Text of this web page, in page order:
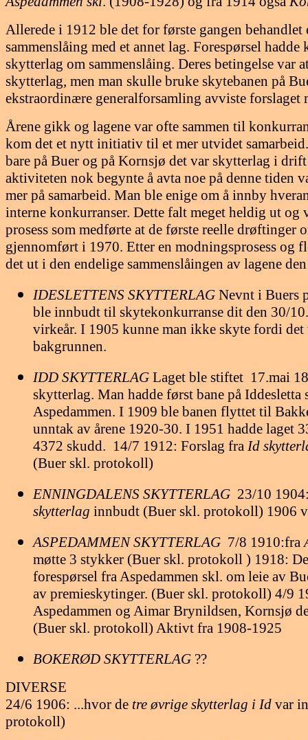
Allerede i 1912 ble det for første gangen behandlet
sammenslåing med et annet lag. Forespørsel
skytterlag om sammenslåing. Deres betingelse var
skytterlag, men man skulle bruke skytebanen på
ekstraordinære generalforsamling avviste forslaget
Årene gikk og lagene var ofte sammen til
kom det et nytt initiativ til et mer utvidet
bare på Buer og på Kornsjø det var skytterlag i
aktiviteten nok begynte å avta noe på denne tiden
mer på samarbeid. Man ble enige om å innby
interne konkurranser. Dette falt meget heldig ut og
prosess som medførte at de første reelle drøftinger
gjennomført i 1970. Etter en modningsprosess og
det ut i den endelige sammenslåingen av lagene
IDESLETTENS SKYTTERLAG Nevnt i Buers
ble innbudt til skytekonkurranse dit den 30/
virkeår. I 1905 kunne man ikke skyte fordi
bakgrunnen.
IDD SKYTTERLAG Laget ble stiftet 17.mai
skytterlag. Man hadde først bane på Iddesletta
Aspedammen. I 1909 ble banen flyttet til
unntak av årene 1920-30. I 1951 hadde laget
4372 skudd. 14/7 1912: Forslag fra Id
(Buer skl. protokoll)
ENNINGDALENS SKYTTERLAG 23/10 1904
skytterlag innbudt (Buer skl. protokoll) 1906
ASPEDAMMENSKYTTERLAG 7/8 1910:fra
møtte 3 stykker (Buer skl. protokoll ) 1918:
forespørsel fra Aspedammen skl. om leie av
av premieskytinger. (Buer skl. protokoll) 4/9
Aspedammen og Aimar Brynildsen, Kornsjø
(Buer skl. protokoll) Aktivt fra 1908-1925
BOKERØD SKYTTERLAG ??
DIVERSE
24/6 1906: ...hvor de tre øvrige skytterlag i Id var
protokoll)